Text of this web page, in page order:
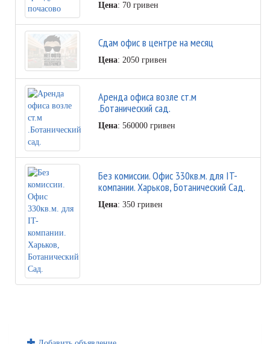
Цена: 70 гривен
Сдам офис в центре на месяц
Цена: 2050 гривен
Аренда офиса возле ст.м
.Ботанический сад.
Цена: 560000 гривен
Без комиссии. Офис 330кв.м. для IT-
компании. Харьков, Ботанический Сад.
Цена: 350 гривен